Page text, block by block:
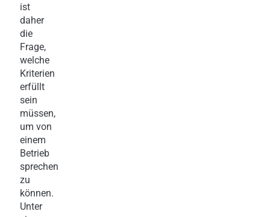
ist
daher
die
Frage,
welche
Kriterien
erfüllt
sein
müssen,
um von
einem
Betrieb
sprechen
zu
können.
Unter